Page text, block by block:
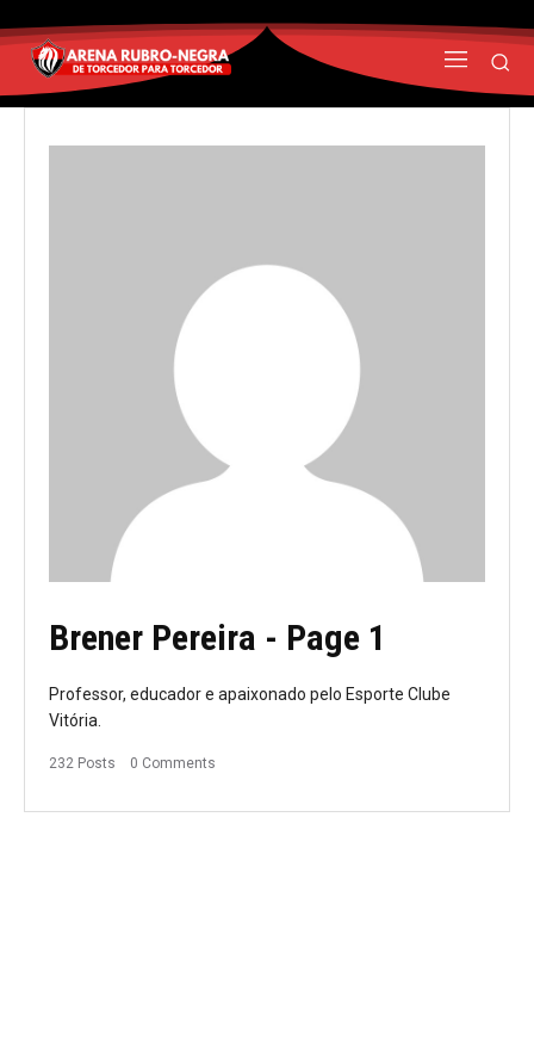
Brener Pereira - Page 1
Professor, educador e apaixonado pelo Esporte Clube
Vitória.
232 Posts 0 Comments